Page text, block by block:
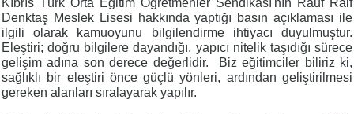
Kıbrıs Türk Orta Eğitim Öğretmenler Sendikası'nın Rauf Raif
Denktaş Meslek Lisesi hakkında yaptığı basın açıklaması ile
ilgili olarak kamuoyunu bilgilendirme ihtiyacı duyulmuştur.
Eleştiri; doğru bilgilere dayandığı, yapıcı nitelik taşıdığı sürece
gelişim adına son derece değerlidir.
Biz eğitimciler biliriz ki,
sağlıklı bir eleştiri önce güçlü yönleri, ardından geliştirilmesi
gereken alanları sıralayarak yapılır.